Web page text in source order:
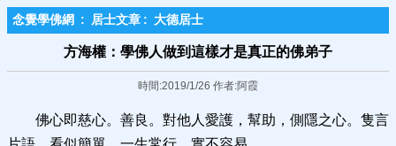
念覺學佛網 : 居士文章 : 大德居士
方海權：學佛人做到這樣才是真正的佛弟子
時間:2019/1/26 作者:阿霞
佛心即慈心。善良。對他人愛護，幫助，側隱之心。隻言